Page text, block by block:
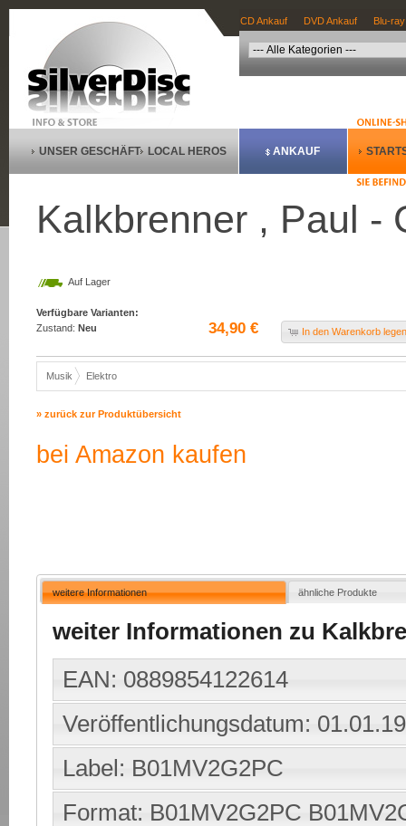
CD Ankauf DVD Ankauf Blu-
UNSER GESCHÄFT LOCAL HEROS ANKAUF
Kalkbrenner , Paul -
Auf Lager
Verfügbare Varianten:
Zustand: Neu 34,90 € In den Warenkorb
Musik Elektro
» zurück zur Produktübersicht
bei Amazon kaufen
weitere Informationen ähnliche Produkte
weiter Informationen zu
EAN: 0889854122614
Veröffentlichungsdatum:
Label: B01MV2G2PC
Format: B01MV2G2PC